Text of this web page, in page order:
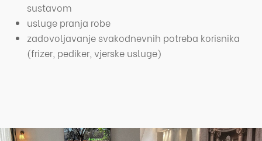
sustavom
usluge pranja robe
zadovoljavanje svakodnevnih potreba korisnika
(frizer, pediker, vjerske usluge)